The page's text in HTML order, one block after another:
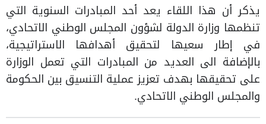
يذكر أن هذا اللقاء يعد أحد المبادرات السنوية التي
تنظمها وزارة الدولة لشؤون المجلس الوطني الاتحادي،
في إطار سعيها لتحقيق أهدافها الاستراتيجية،
بالإضافة الى العديد من المبادرات التي تعمل الوزارة
على تحقيقها بهدف تعزيز عملية التنسيق بين الحكومة
والمجلس الوطني الاتحادي.